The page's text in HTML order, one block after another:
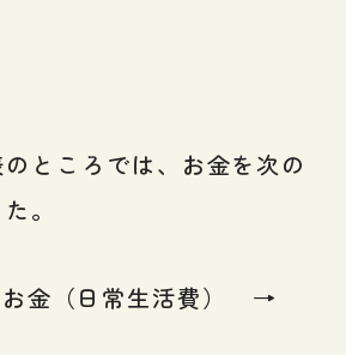
ところでは、お金を次の
。
お金（日常生活費） →